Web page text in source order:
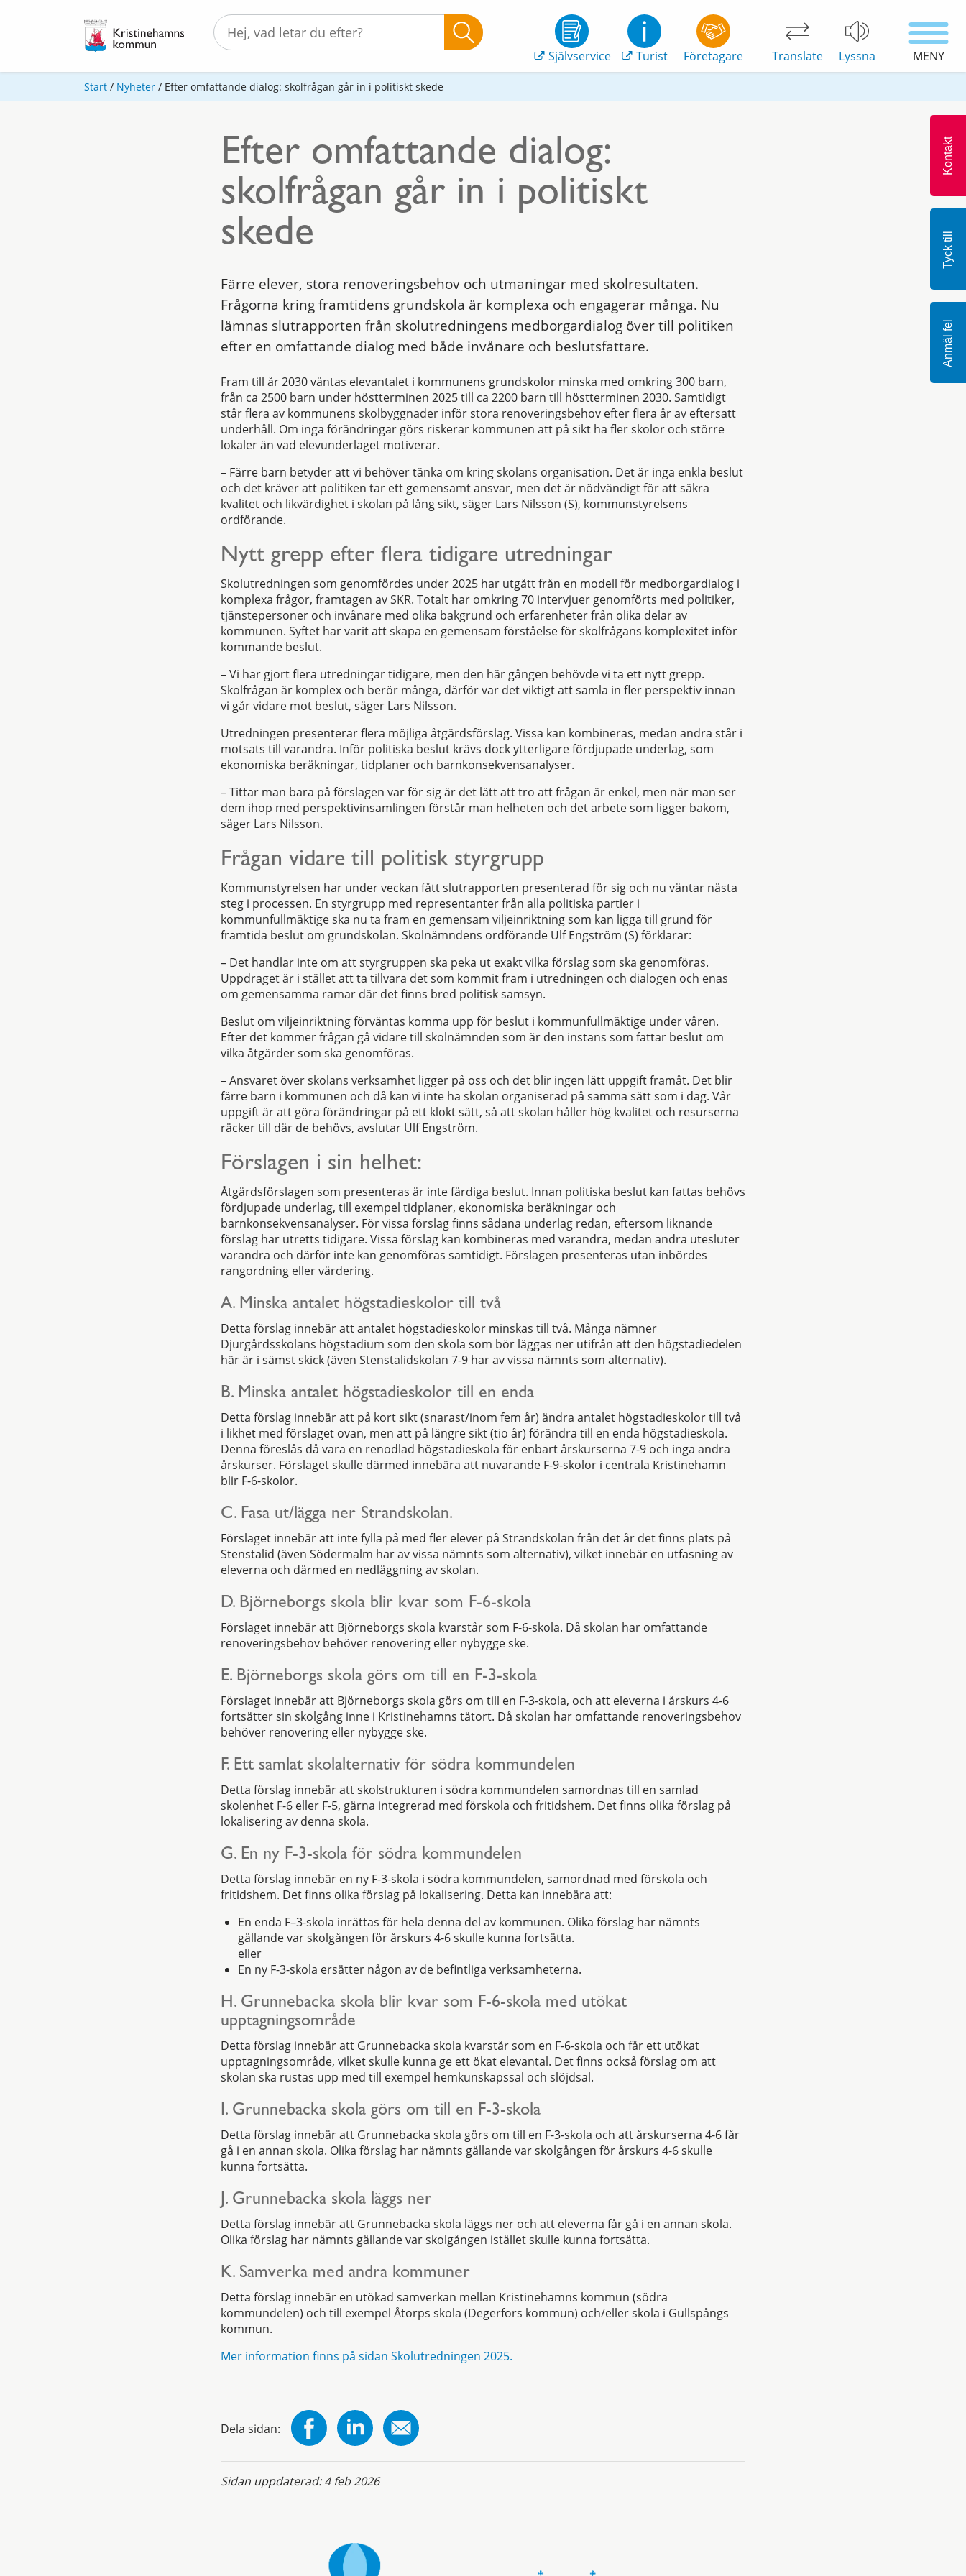
Självservice Turist Företagare Translate Lyssna MENY
Kontakt
Tyck till
Anmäl fel
Start / Nyheter / Efter omfattande dialog: skolfrågan går in i politiskt skede
Efter omfattande dialog:
skolfrågan går in i politiskt
skede
Färre elever, stora renoveringsbehov och utmaningar med skolresultaten.
Frågorna kring framtidens grundskola är komplexa och engagerar många. Nu
lämnas slutrapporten från skolutredningens medborgardialog över till politiken
efter en omfattande dialog med både invånare och beslutsfattare.
Fram till år 2030 väntas elevantalet i kommunens grundskolor minska med omkring 300 barn,
från ca 2500 barn under höstterminen 2025 till ca 2200 barn till höstterminen 2030. Samtidigt
står flera av kommunens skolbyggnader inför stora renoveringsbehov efter flera år av eftersatt
underhåll. Om inga förändringar görs riskerar kommunen att på sikt ha fler skolor och större
lokaler än vad elevunderlaget motiverar.
– Färre barn betyder att vi behöver tänka om kring skolans organisation. Det är inga enkla beslut
och det kräver att politiken tar ett gemensamt ansvar, men det är nödvändigt för att säkra
kvalitet och likvärdighet i skolan på lång sikt, säger Lars Nilsson (S), kommunstyrelsens
ordförande.
Nytt grepp efter flera tidigare utredningar
Skolutredningen som genomfördes under 2025 har utgått från en modell för medborgardialog i
komplexa frågor, framtagen av SKR. Totalt har omkring 70 intervjuer genomförts med politiker,
tjänstepersoner och invånare med olika bakgrund och erfarenheter från olika delar av
kommunen. Syftet har varit att skapa en gemensam förståelse för skolfrågans komplexitet inför
kommande beslut.
– Vi har gjort flera utredningar tidigare, men den här gången behövde vi ta ett nytt grepp.
Skolfrågan är komplex och berör många, därför var det viktigt att samla in fler perspektiv innan
vi går vidare mot beslut, säger Lars Nilsson.
Utredningen presenterar flera möjliga åtgärdsförslag. Vissa kan kombineras, medan andra står i
motsats till varandra. Inför politiska beslut krävs dock ytterligare fördjupade underlag, som
ekonomiska beräkningar, tidplaner och barnkonsekvensanalyser.
– Tittar man bara på förslagen var för sig är det lätt att tro att frågan är enkel, men när man ser
dem ihop med perspektivinsamlingen förstår man helheten och det arbete som ligger bakom,
säger Lars Nilsson.
Frågan vidare till politisk styrgrupp
Kommunstyrelsen har under veckan fått slutrapporten presenterad för sig och nu väntar nästa
steg i processen. En styrgrupp med representanter från alla politiska partier i
kommunfullmäktige ska nu ta fram en gemensam viljeinriktning som kan ligga till grund för
framtida beslut om grundskolan. Skolnämndens ordförande Ulf Engström (S) förklarar:
– Det handlar inte om att styrgruppen ska peka ut exakt vilka förslag som ska genomföras.
Uppdraget är i stället att ta tillvara det som kommit fram i utredningen och dialogen och enas
om gemensamma ramar där det finns bred politisk samsyn.
Beslut om viljeinriktning förväntas komma upp för beslut i kommunfullmäktige under våren.
Efter det kommer frågan gå vidare till skolnämnden som är den instans som fattar beslut om
vilka åtgärder som ska genomföras.
– Ansvaret över skolans verksamhet ligger på oss och det blir ingen lätt uppgift framåt. Det blir
färre barn i kommunen och då kan vi inte ha skolan organiserad på samma sätt som i dag. Vår
uppgift är att göra förändringar på ett klokt sätt, så att skolan håller hög kvalitet och resurserna
räcker till där de behövs, avslutar Ulf Engström.
Förslagen i sin helhet:
Åtgärdsförslagen som presenteras är inte färdiga beslut. Innan politiska beslut kan fattas behövs
fördjupade underlag, till exempel tidplaner, ekonomiska beräkningar och
barnkonsekvensanalyser. För vissa förslag finns sådana underlag redan, eftersom liknande
förslag har utretts tidigare. Vissa förslag kan kombineras med varandra, medan andra utesluter
varandra och därför inte kan genomföras samtidigt. Förslagen presenteras utan inbördes
rangordning eller värdering.
A. Minska antalet högstadieskolor till två
Detta förslag innebär att antalet högstadieskolor minskas till två. Många nämner
Djurgårdsskolans högstadium som den skola som bör läggas ner utifrån att den högstadiedelen
här är i sämst skick (även Stenstalidskolan 7-9 har av vissa nämnts som alternativ).
B. Minska antalet högstadieskolor till en enda
Detta förslag innebär att på kort sikt (snarast/inom fem år) ändra antalet högstadieskolor till två
i likhet med förslaget ovan, men att på längre sikt (tio år) förändra till en enda högstadieskola.
Denna föreslås då vara en renodlad högstadieskola för enbart årskurserna 7-9 och inga andra
årskurser. Förslaget skulle därmed innebära att nuvarande F-9-skolor i centrala Kristinehamn
blir F-6-skolor.
C. Fasa ut/lägga ner Strandskolan.
Förslaget innebär att inte fylla på med fler elever på Strandskolan från det år det finns plats på
Stenstalid (även Södermalm har av vissa nämnts som alternativ), vilket innebär en utfasning av
eleverna och därmed en nedläggning av skolan.
D. Björneborgs skola blir kvar som F-6-skola
Förslaget innebär att Björneborgs skola kvarstår som F-6-skola. Då skolan har omfattande
renoveringsbehov behöver renovering eller nybygge ske.
E. Björneborgs skola görs om till en F-3-skola
Förslaget innebär att Björneborgs skola görs om till en F-3-skola, och att eleverna i årskurs 4-6
fortsätter sin skolgång inne i Kristinehamns tätort. Då skolan har omfattande renoveringsbehov
behöver renovering eller nybygge ske.
F. Ett samlat skolalternativ för södra kommundelen
Detta förslag innebär att skolstrukturen i södra kommundelen samordnas till en samlad
skolenhet F-6 eller F-5, gärna integrerad med förskola och fritidshem. Det finns olika förslag på
lokalisering av denna skola.
G. En ny F-3-skola för södra kommundelen
Detta förslag innebär en ny F-3-skola i södra kommundelen, samordnad med förskola och
fritidshem. Det finns olika förslag på lokalisering. Detta kan innebära att:
En enda F–3-skola inrättas för hela denna del av kommunen. Olika förslag har nämnts
gällande var skolgången för årskurs 4-6 skulle kunna fortsätta.
eller
En ny F-3-skola ersätter någon av de befintliga verksamheterna.
H. Grunnebacka skola blir kvar som F-6-skola med utökat
upptagningsområde
Detta förslag innebär att Grunnebacka skola kvarstår som en F-6-skola och får ett utökat
upptagningsområde, vilket skulle kunna ge ett ökat elevantal. Det finns också förslag om att
skolan ska rustas upp med till exempel hemkunskapssal och slöjdsal.
I. Grunnebacka skola görs om till en F-3-skola
Detta förslag innebär att Grunnebacka skola görs om till en F-3-skola och att årskurserna 4-6 får
gå i en annan skola. Olika förslag har nämnts gällande var skolgången för årskurs 4-6 skulle
kunna fortsätta.
J. Grunnebacka skola läggs ner
Detta förslag innebär att Grunnebacka skola läggs ner och att eleverna får gå i en annan skola.
Olika förslag har nämnts gällande var skolgången istället skulle kunna fortsätta.
K. Samverka med andra kommuner
Detta förslag innebär en utökad samverkan mellan Kristinehamns kommun (södra
kommundelen) och till exempel Åtorps skola (Degerfors kommun) och/eller skola i Gullspångs
kommun.
Mer information finns på sidan Skolutredningen 2025.
Dela sidan:
Sidan uppdaterad:4 feb 2026